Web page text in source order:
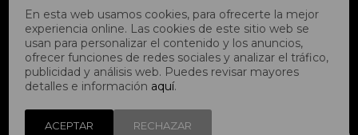
En esta web usamos cookies, para ofrecerte la mejor
experiencia online. Las cookies de este sitio web se
usan para personalizar el contenido y los anuncios,
ofrecer funciones de redes sociales y analizar el tráfico,
publicidad y análisis web. Puedes revisar mayores
detalles e información aquí.
ACEPTAR RECHAZAR